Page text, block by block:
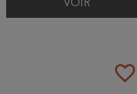
VOIR
favorite_border